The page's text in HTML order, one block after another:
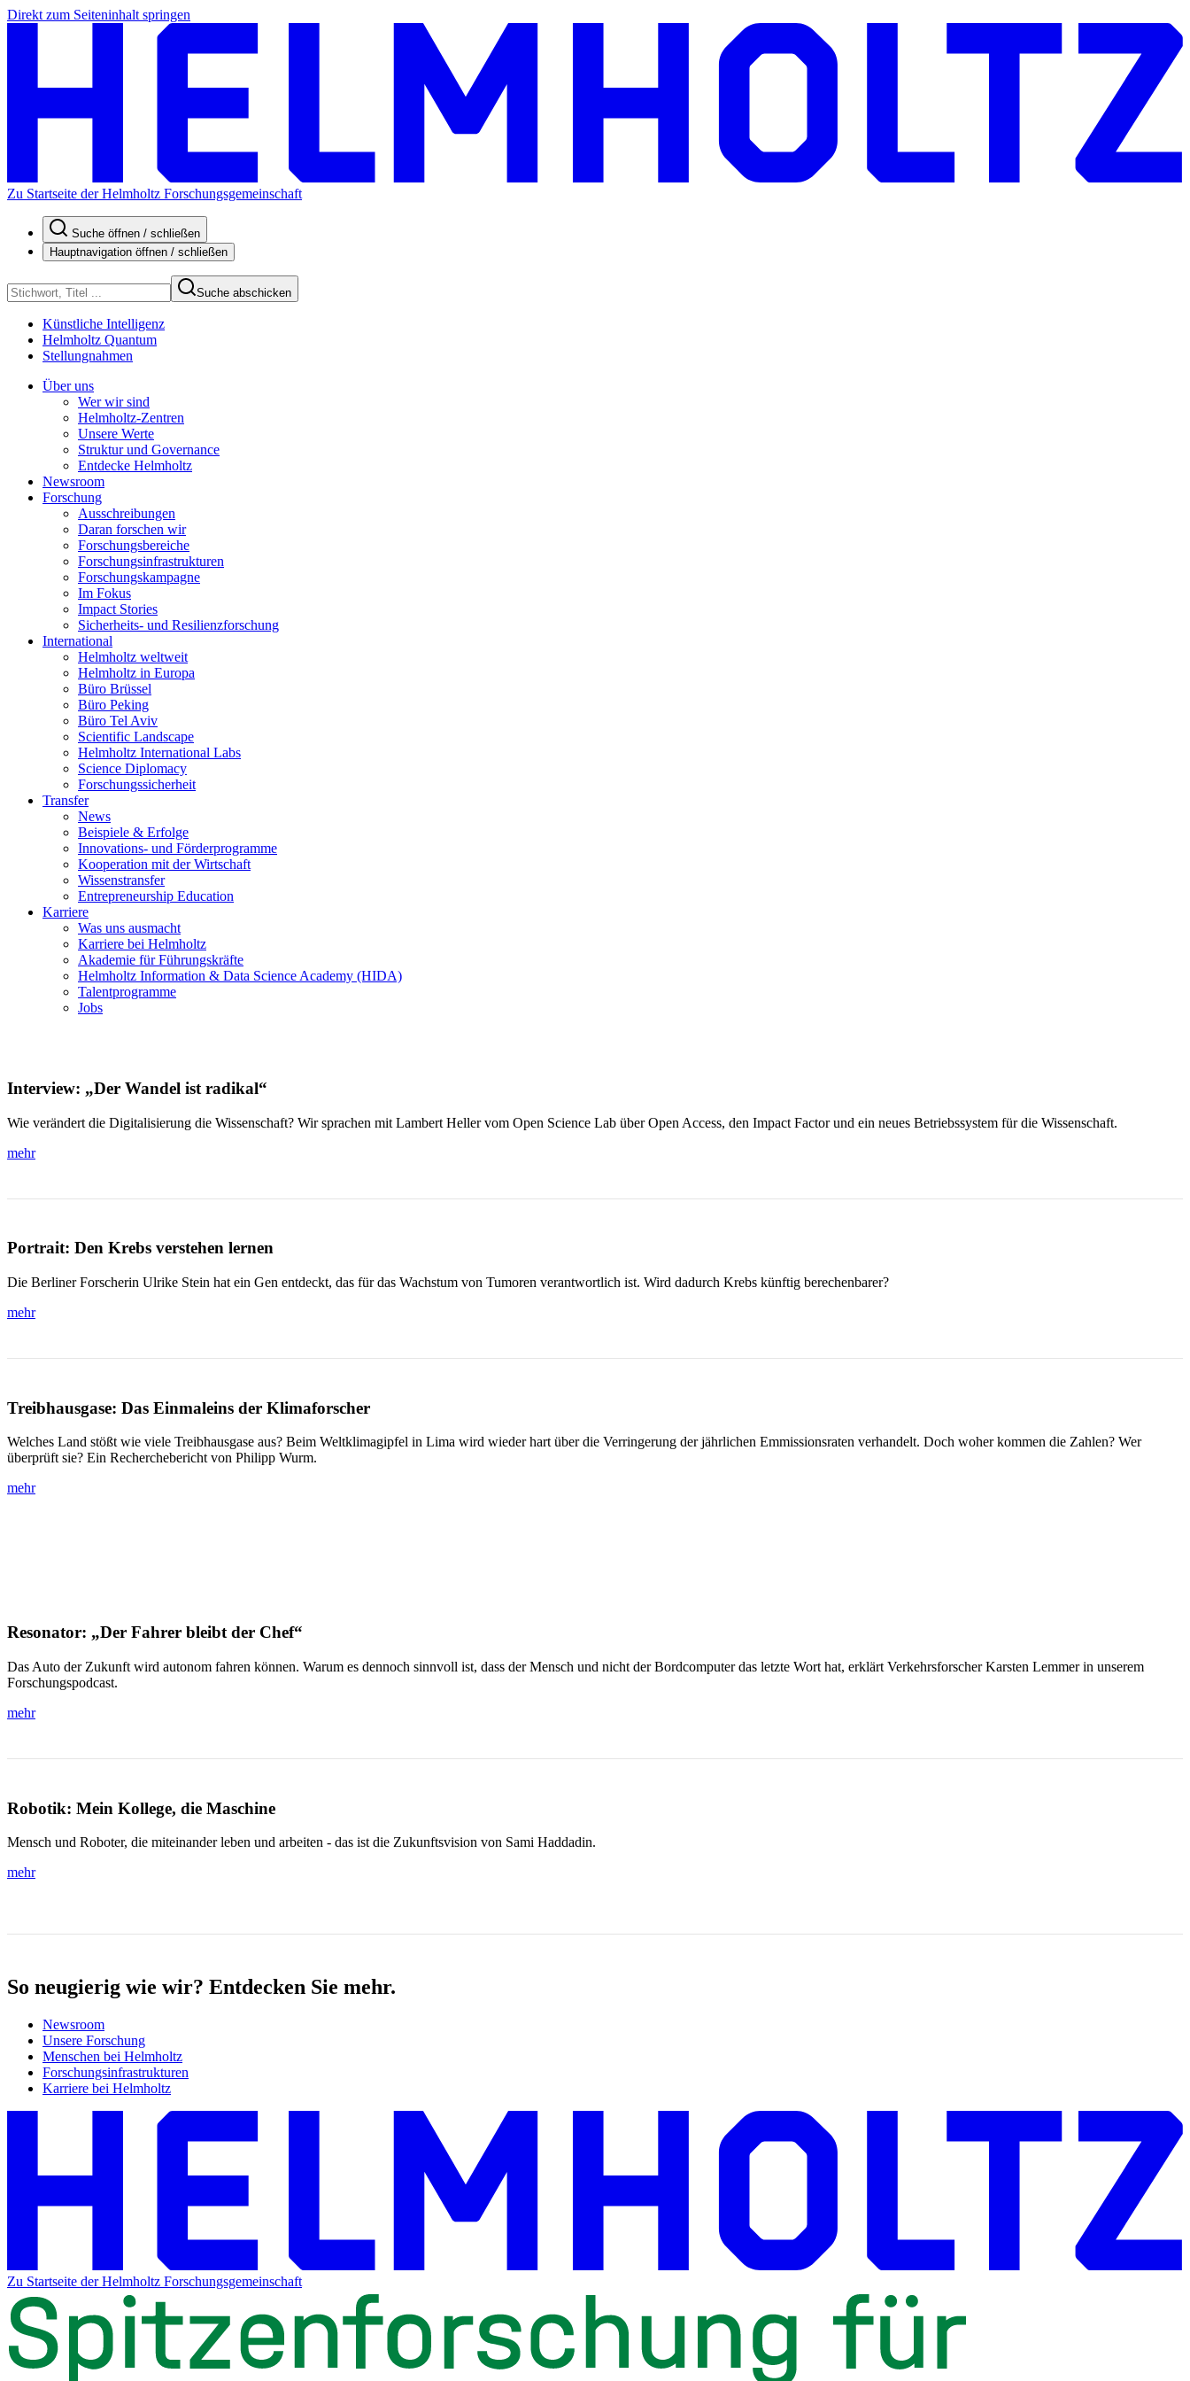
Direkt zum Seiteninhalt springen
Zu Startseite der Helmholtz Forschungsgemeinschaft
Suche öffnen / schließen
Hauptnavigation öffnen / schließen
Suche abschicken
Künstliche Intelligenz
Helmholtz Quantum
Stellungnahmen
Über uns
Wer wir sind
Helmholtz-Zentren
Unsere Werte
Struktur und Governance
Entdecke Helmholtz
Newsroom
Forschung
Ausschreibungen
Daran forschen wir
Forschungsbereiche
Forschungsinfrastrukturen
Forschungskampagne
Im Fokus
Impact Stories
Sicherheits- und Resilienzforschung
International
Helmholtz weltweit
Helmholtz in Europa
Büro Brüssel
Büro Peking
Büro Tel Aviv
Scientific Landscape
Helmholtz International Labs
Science Diplomacy
Forschungssicherheit
Transfer
News
Beispiele & Erfolge
Innovations- und Förderprogramme
Kooperation mit der Wirtschaft
Wissenstransfer
Entrepreneurship Education
Karriere
Was uns ausmacht
Karriere bei Helmholtz
Akademie für Führungskräfte
Helmholtz Information & Data Science Academy (HIDA)
Talentprogramme
Jobs
Interview: „Der Wandel ist radikal“
Wie verändert die Digitalisierung die Wissenschaft? Wir sprachen mit Lambert Heller vom Open Science Lab über Open Access, den Impact Factor und ein neues Betriebssystem für die Wissenschaft.
mehr
Portrait: Den Krebs verstehen lernen
Die Berliner Forscherin Ulrike Stein hat ein Gen entdeckt, das für das Wachstum von Tumoren verantwortlich ist. Wird dadurch Krebs künftig berechenbarer?
mehr
Treibhausgase: Das Einmaleins der Klimaforscher
Welches Land stößt wie viele Treibhausgase aus? Beim Weltklimagipfel in Lima wird wieder hart über die Verringerung der jährlichen Emmissionsraten verhandelt. Doch woher kommen die Zahlen? Wer
überprüft sie? Ein Recherchebericht von Philipp Wurm.
mehr
Resonator: „Der Fahrer bleibt der Chef“
Das Auto der Zukunft wird autonom fahren können. Warum es dennoch sinnvoll ist, dass der Mensch und nicht der Bordcomputer das letzte Wort hat, erklärt Verkehrsforscher Karsten Lemmer in unserem
Forschungspodcast.
mehr
Robotik: Mein Kollege, die Maschine
Mensch und Roboter, die miteinander leben und arbeiten - das ist die Zukunftsvision von Sami Haddadin.
mehr
So neugierig wie wir? Entdecken Sie mehr.
Newsroom
Unsere Forschung
Menschen bei Helmholtz
Forschungsinfrastrukturen
Karriere bei Helmholtz
Zu Startseite der Helmholtz Forschungsgemeinschaft